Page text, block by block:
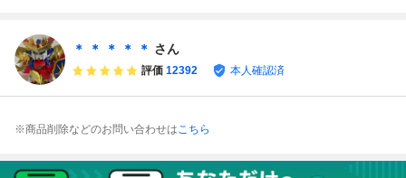
＊ ＊ ＊ ＊ ＊ さん
評価 12392 本人確認済
※商品削除などのお問い合わせはこちら